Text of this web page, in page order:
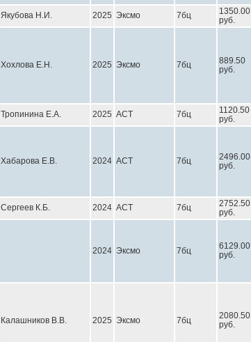
Якубова Н.И. 2025 Эксмо 7бц
1350.00
руб.
Хохлова Е.Н. 2025 Эксмо 7бц
889.50
руб.
Тропинина Е.А. 2025 АСТ 7бц
1120.50
руб.
Хабарова Е.В. 2024 АСТ 7бц
2496.00
руб.
Сергеев К.Б. 2024 АСТ 7бц
2752.50
руб.
2024 Эксмо 7бц
6129.00
руб.
Калашников В.В. 2025 Эксмо 7бц
2080.50
руб.